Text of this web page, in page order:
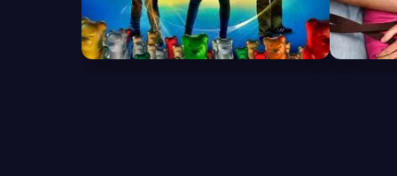
6.1 7.2